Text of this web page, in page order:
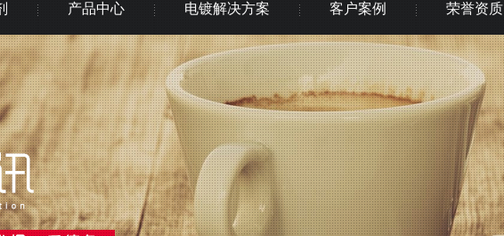
产品中心 电镀解决方案 客户案例 荣誉资质